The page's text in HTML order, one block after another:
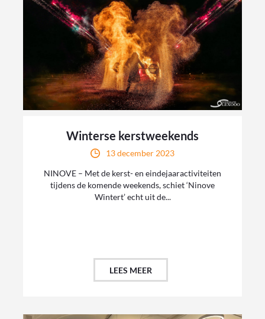
Winterse kerstweekends
13 december 2023
NINOVE – Met de kerst- en eindejaaractiviteiten
tijdens de komende weekends, schiet ‘Ninove
Wintert’ echt uit de...
LEES MEER